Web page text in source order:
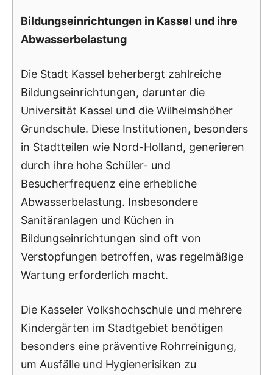
Bildungseinrichtungen in Kassel und ihre
Abwasserbelastung
Die Stadt Kassel beherbergt zahlreiche
Bildungseinrichtungen, darunter die
Universität Kassel und die Wilhelmshöher
Grundschule. Diese Institutionen, besonders
in Stadtteilen wie Nord-Holland, generieren
durch ihre hohe Schüler- und
Besucherfrequenz eine erhebliche
Abwasserbelastung. Insbesondere
Sanitäranlagen und Küchen in
Bildungseinrichtungen sind oft von
Verstopfungen betroffen, was regelmäßige
Wartung erforderlich macht.
Die Kasseler Volkshochschule und mehrere
Kindergärten im Stadtgebiet benötigen
besonders eine präventive Rohrreinigung,
um Ausfälle und Hygienerisiken zu